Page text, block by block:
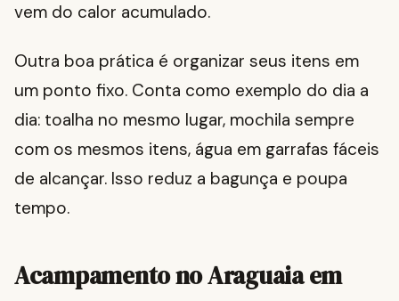
vem do calor acumulado.
Outra boa prática é organizar seus itens em
um ponto fixo. Conta como exemplo do dia a
dia: toalha no mesmo lugar, mochila sempre
com os mesmos itens, água em garrafas fáceis
de alcançar. Isso reduz a bagunça e poupa
tempo.
Acampamento no Araguaia em